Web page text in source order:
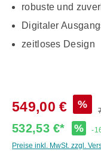
robuste und
Digitaler
zeitloses Design
549,00 € %
532,53 €* % -
Preise inkl. MwSt. zzgl.